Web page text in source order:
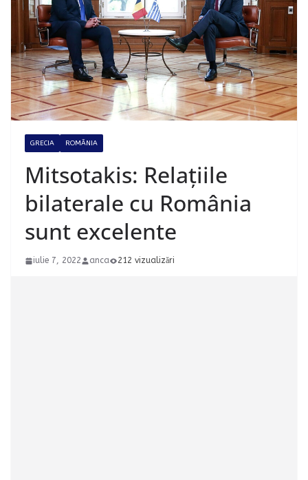
GRECIA ROMÂNIA
Mitsotakis: Relațiile
bilaterale cu România
sunt excelente
iulie 7, 2022 anca 212 vizualizări